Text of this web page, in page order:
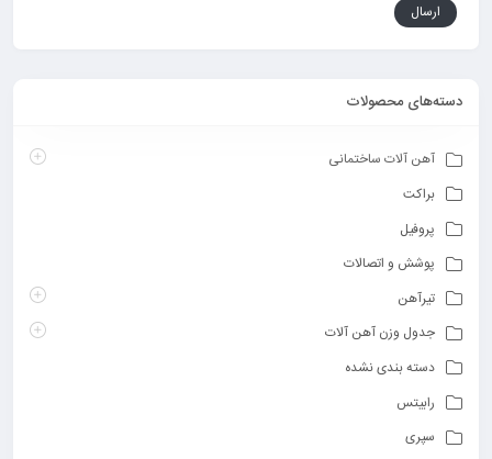
دسته‌های محصولات
آهن آلات ساختمانی
براکت
پروفیل
پوشش و اتصالات
تیرآهن
جدول وزن آهن آلات
دسته بندی نشده
رابیتس
سپری